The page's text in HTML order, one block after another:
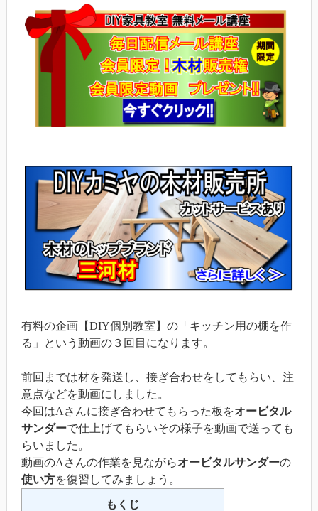
有料の企画【DIY個別教室】の「キッチン用の棚を作
る」という動画の３回目になります。
前回までは材を発送し、接ぎ合わせをしてもらい、注
意点などを動画にしました。
今回はAさんに接ぎ合わせてもらった板をオービタル
サンダーで仕上げてもらいその様子を動画で送っても
らいました。
動画のAさんの作業を見ながらオービタルサンダーの
使い方を復習してみましょう。
もくじ